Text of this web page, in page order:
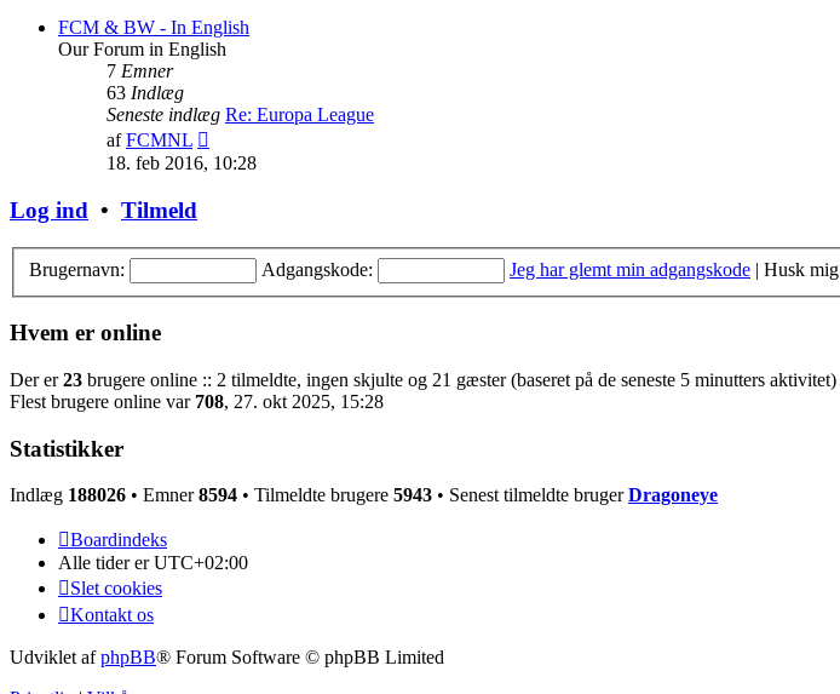
indlæg
FCM & BW - In English
Our Forum in English
7 Emner
63 Indlæg
Seneste indlæg Re: Europa League
afFCMNL
det
18. feb 2016, 10:28
Log ind • Tilmeld
Brugernavn: Adgangskode: Jeg har glemt min adgangskode | Husk mig
Hvem er online
Der er23 brugere online :: 2 tilmeldte, ingen skjulte og 21 gæster (baseret på de seneste 5 minutters aktivitet)
Flest brugere online var 708, 27. okt 2025, 15:28
Statistikker
Indlæg 188026 • Emner8594 • Tilmeldte brugere 5943 • Senest tilmeldte brugerDragoneye
Boardindeks
Alle tider erUTC+02:00
Slet cookies
Kontakt os
Udviklet afphpBB® Forum Software © phpBB Limited